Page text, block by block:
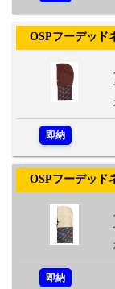
OSPフーデッド
即納
OSPフーデッド
即納